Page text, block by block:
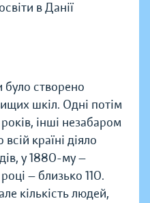
в Данії
створено
шкіл. Одні потім
інші незабаром
країні діяло
у 1880-му —
— близько 110.
кількість людей,